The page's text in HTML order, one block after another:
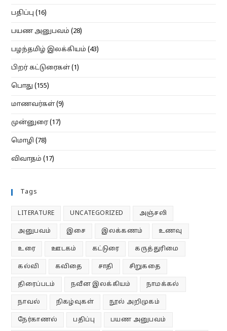
பதிப்பு (16)
பயண அனுபவம் (28)
பழந்தமிழ் இலக்கியம் (43)
பிறர் கட்டுரைகள்(1)
பொது (155)
மாணவர்கள்(9)
முன்னுரை(17)
மொழி (78)
விவாதம் (17)
Tags
LITERATURE UNCATEGORIZED அஞ்சலி
அனுபவம் இசை இலக்கணம் உணவு
உரை ஊடகம் கட்டுரை கருத்துரிமை
கல்வி கவிதை சாதி சிறுகதை
திரைப்படம் நவீன இலக்கியம் நாமக்கல்
நாவல் நிகழ்வுகள் நூல் அறிமுகம்
நேர்காணல் பதிப்பு பயண அனுபவம்